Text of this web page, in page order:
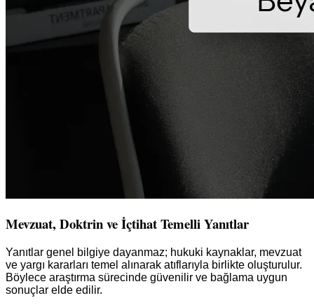
Mevzuat, Doktrin ve İçtihat Temelli Yanıtlar
Yanıtlar genel bilgiye dayanmaz; hukuki kaynaklar, mevzuat
ve yargı kararları temel alınarak atıflarıyla birlikte oluşturulur.
Böylece araştırma sürecinde güvenilir ve bağlama uygun
sonuçlar elde edilir.